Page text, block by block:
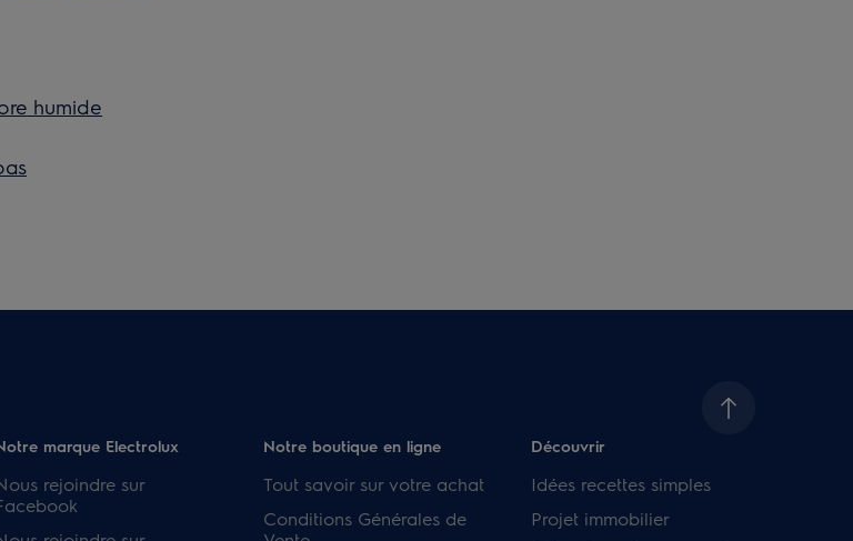
humide
marque Electrolux
rejoindre sur
Notre boutique en ligne
Tout savoir sur votre achat
Conditions Générales de
Découvrir
Idées recettes simples
Projet immobilier